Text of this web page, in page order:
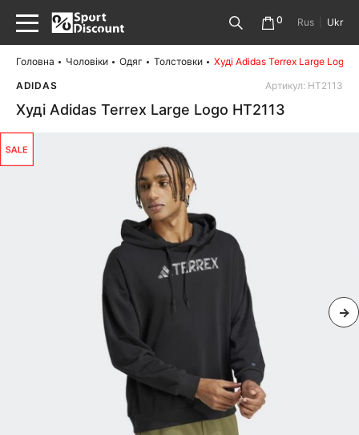
0 Rus Ukr
Головна Чоловіки Одяг Толстовки
Худі Adidas Terrex Large Logo
ADIDAS
Артикул: HT2113
Худі Adidas Terrex Large Logo HT2113